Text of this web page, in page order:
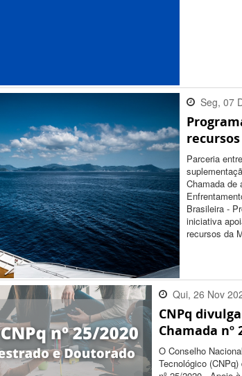
Seg, 07
Parceria
Chamada de
Brasileira -
iniciativa
recursos da
Qui, 26 Nov
17:37:00 -0300
CNPq
Chamada nº
O Conselho
Tecnológico